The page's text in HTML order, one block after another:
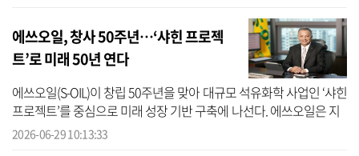
에쓰오일, 창사 50주년…‘샤힌 프로젝
트’로 미래 50년 연다
에쓰오일(S-OIL)이 창립 50주년을 맞아 대규모 석유화학 사업인 ‘샤힌
프로젝트’를 중심으로 미래 성장 기반 구축에 나선다. 에쓰오일은 지
난 28일 창립 50주년을 맞았다고 29일 밝혔다. 안와르 알 히즈아지
2026-06-29 10:13:33